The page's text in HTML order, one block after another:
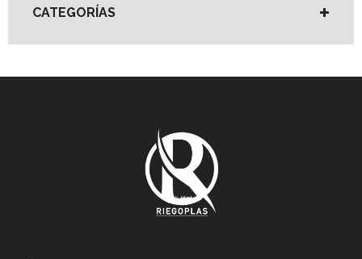
CATEGORÍAS